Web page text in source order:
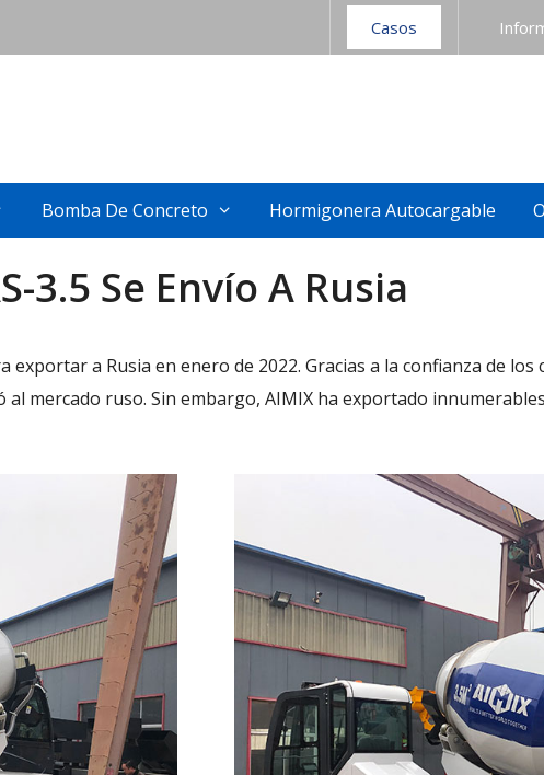
Casos
Bomba De Concreto Hormigonera Autocargable
3.5 Se Envío A Rusia
exportar a Rusia en enero de 2022. Gracias a la confianza de
mercado ruso. Sin embargo, AIMIX ha exportado